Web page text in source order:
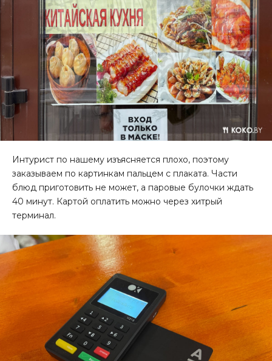
Интурист по нашему изъясняется плохо, поэтому
заказываем по картинкам пальцем с плаката. Части
блюд приготовить не может, а паровые булочки ждать
40 минут. Картой оплатить можно через хитрый
терминал.